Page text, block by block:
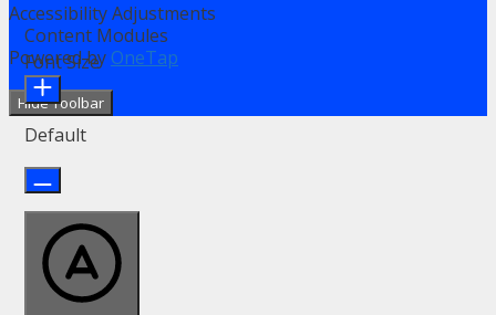
Accessibility Adjustments
Powered by OneTap
Hide Toolbar
Content Modules
Font Size
Default